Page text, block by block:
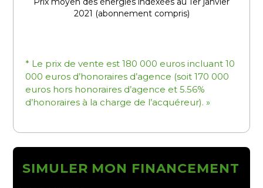
2021 (abonnement compris)
* Le prix de vente est 180 000 euros incluant 10
000 euros d’honoraires d’agence (soit 170 000
euros hors honoraires d’agence et 5.56%
d’honoraires à la charge de l’acquéreur). »
SIMULER MON FINANCEMENT